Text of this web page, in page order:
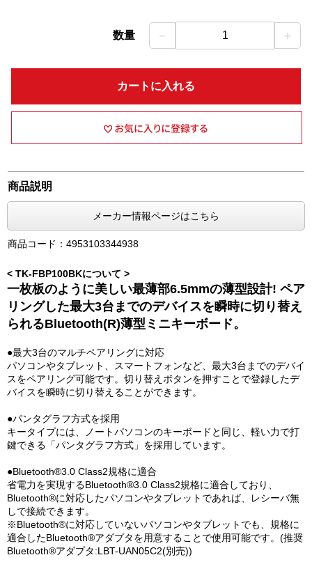
数量 － 1 ＋
カートに入れる
商品説明
メーカー情報ページはこちら
商品コード：4953103344938
< TK-FBP100BKについて >
一枚板のように美しい最薄部6.5mmの薄型設計! ペア
リングした最大3台までのデバイスを瞬時に切り替え
られるBluetooth(R)薄型ミニキーボード。
●最大3台のマルチペアリングに対応
パソコンやタブレット、スマートフォンなど、最大3台までのデバイ
スをペアリング可能です。切り替えボタンを押すことで登録したデ
バイスを瞬時に切り替えることができます。
●パンタグラフ方式を採用
キータイプには、ノートパソコンのキーボードと同じ、軽い力で打
鍵できる「パンタグラフ方式」を採用しています。
●Bluetooth®3.0 Class2規格に適合
省電力を実現するBluetooth®3.0 Class2規格に適合しており、
Bluetooth®に対応したパソコンやタブレットであれば、レシーバ無
しで接続できます。
※Bluetooth®に対応していないパソコンやタブレットでも、規格に
適合したBluetooth®アダプタを用意することで使用可能です。(推奨
Bluetooth®アダプタ:LBT-UAN05C2(別売))